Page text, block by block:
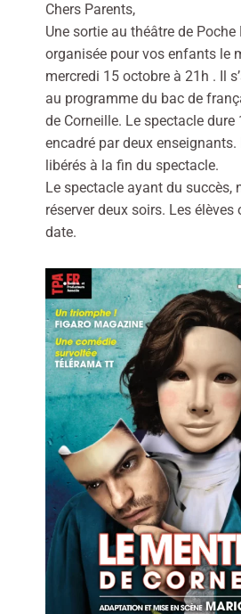
Chers Parents,
Une sortie au théâtre de
organisée pour vos enfants le
mercredi 15 octobre à 21h . Il
au programme du bac de
de Corneille. Le spectacle dure
encadré par deux enseignants.
libérés à la fin du spectacle.
Le spectacle ayant du succès,
réserver deux soirs. Les
date.